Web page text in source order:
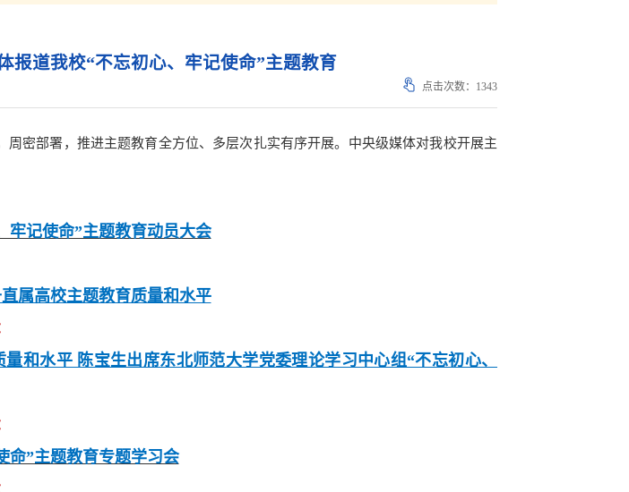
报道我校“不忘初心、牢记使命”主题教育
点击次数： 1343
密部署，推进主题教育全方位、多层次扎实有序开展。中央级媒体对我校开展主
牢记使命”主题教育动员大会
属高校主题教育质量和水平
和水平 陈宝生出席东北师范大学党委理论学习中心组“不忘初心、
命”主题教育专题学习会